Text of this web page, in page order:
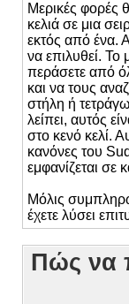
Μερικές φορές
κελιά σε μια
εκτός από ένα.
να επιλυθεί. Το
περάσετε από
και να τους
στήλη ή
λείπει, αυτός
στο κενό κελί.
κανόνες του
εμφανίζεται σε
Μόλις
έχετε λύσει
Πώς να